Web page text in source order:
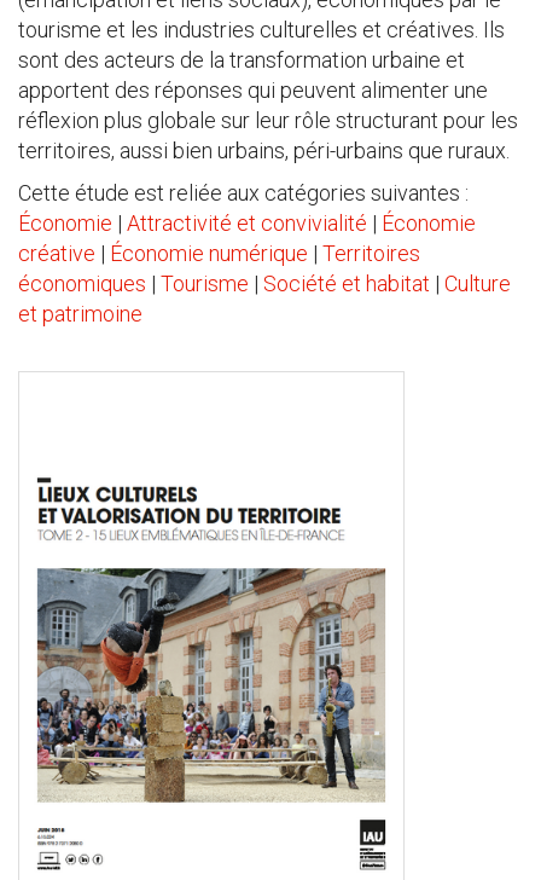
tourisme et les industries culturelles et créatives. Ils
sont des acteurs de la transformation urbaine et
apportent des réponses qui peuvent alimenter une
réflexion plus globale sur leur rôle structurant pour les
territoires, aussi bien urbains, péri-urbains que ruraux.
Cette étude est reliée aux catégories suivantes :
Économie | Attractivité et convivialité | Économie
créative | Économie numérique | Territoires
économiques | Tourisme | Société et habitat | Culture
et patrimoine